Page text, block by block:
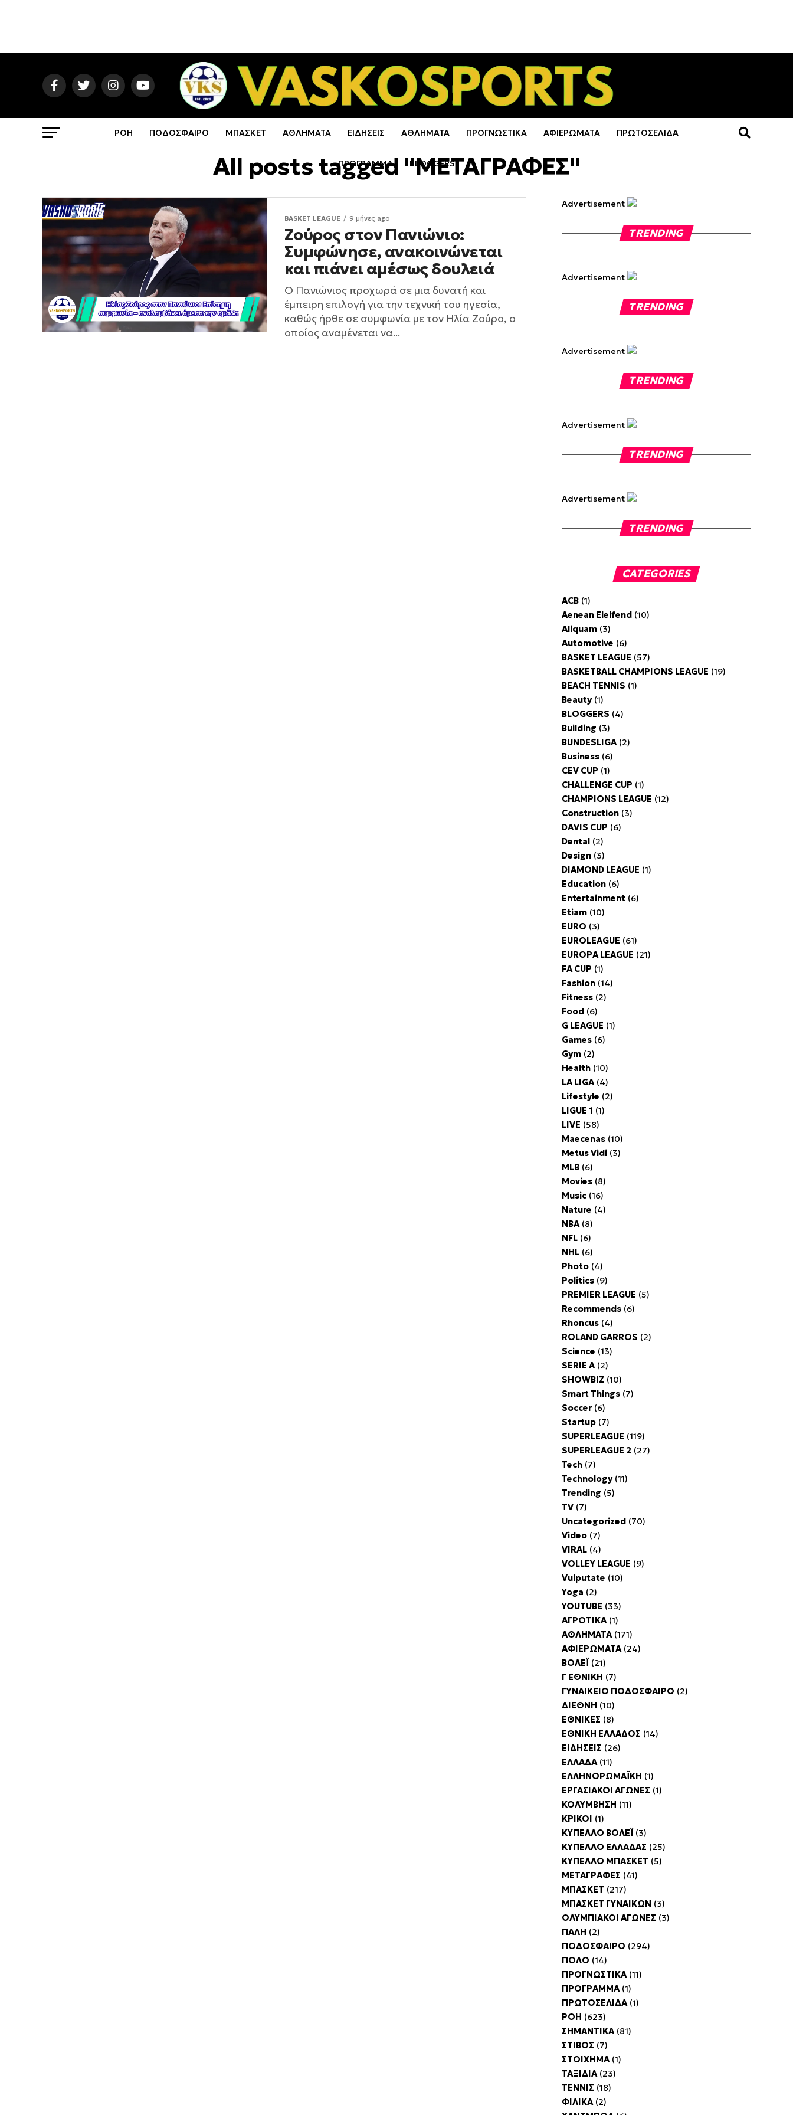
ΡΟΗ ΠΟΔΟΣΦΑΙΡΟ ΜΠΑΣΚΕΤ ΑΘΛΗΜΑΤΑ ΕΙΔΗΣΕΙΣ ΑΘΛΗΜΑΤΑ ΠΡΟΓΝΩΣΤΙΚΑ ΑΦΙΕΡΩΜΑΤΑ ΠΡΩΤΟΣΕΛΙΔΑ
ΠΡΟΓΡΑΜΜΑ BLOGGERS
All posts tagged "ΜΕΤΑΓΡΑΦΕΣ"
BASKET LEAGUE 9 μήνες ago
Ζούρος στον Πανιώνιο:
Συμφώνησε, ανακοινώνεται
και πιάνει αμέσως δουλειά
Ο Πανιώνιος προχωρά σε μια δυνατή και
έμπειρη επιλογή για την τεχνική του ηγεσία,
καθώς ήρθε σε συμφωνία με τον Ηλία Ζούρο, ο
οποίος αναμένεται να...
Advertisement
TRENDING
Advertisement
TRENDING
Advertisement
TRENDING
Advertisement
TRENDING
Advertisement
TRENDING
CATEGORIES
ACB (1)
Aenean Eleifend (10)
Aliquam (3)
Automotive (6)
BASKET LEAGUE (57)
BASKETBALL CHAMPIONS LEAGUE (19)
BEACH TENNIS (1)
Beauty(1)
BLOGGERS (4)
Building (3)
BUNDESLIGA(2)
Business (6)
CEV CUP (1)
CHALLENGE CUP (1)
CHAMPIONS LEAGUE (12)
Construction (3)
DAVIS CUP (6)
Dental (2)
Design (3)
DIAMOND LEAGUE (1)
Education (6)
Entertainment (6)
Etiam (10)
EURO (3)
EUROLEAGUE (61)
EUROPA LEAGUE (21)
FA CUP (1)
Fashion (14)
Fitness (2)
Food (6)
G LEAGUE (1)
Games (6)
Gym (2)
Health (10)
LA LIGA(4)
Lifestyle (2)
LIGUE 1 (1)
LIVE (58)
Maecenas (10)
Metus Vidi (3)
MLB (6)
Movies (8)
Music (16)
Nature (4)
NBA(8)
NFL (6)
NHL (6)
Photo (4)
Politics (9)
PREMIER LEAGUE (5)
Recommends (6)
Rhoncus (4)
ROLAND GARROS (2)
Science (13)
SERIE A(2)
SHOWBIZ (10)
Smart Things (7)
Soccer(6)
Startup (7)
SUPERLEAGUE (119)
SUPERLEAGUE 2 (27)
Tech (7)
Technology(11)
Trending (5)
TV (7)
Uncategorized (70)
Video (7)
VIRAL (4)
VOLLEY LEAGUE (9)
Vulputate (10)
Yoga (2)
YOUTUBE (33)
ΑΓΡΟΤΙΚΑ(1)
ΑΘΛΗΜΑΤΑ(171)
ΑΦΙΕΡΩΜΑΤΑ(24)
ΒΟΛΕΪ (21)
Γ ΕΘΝΙΚΗ (7)
ΓΥΝΑΙΚΕΙΟ ΠΟΔΟΣΦΑΙΡΟ (2)
ΔΙΕΘΝΗ (10)
ΕΘΝΙΚΕΣ (8)
ΕΘΝΙΚΗ ΕΛΛΑΔΟΣ (14)
ΕΙΔΗΣΕΙΣ (26)
ΕΛΛΑΔΑ(11)
ΕΛΛΗΝΟΡΩΜΑΪΚΗ (1)
ΕΡΓΑΣΙΑΚΟΙ ΑΓΩΝΕΣ (1)
ΚΟΛΥΜΒΗΣΗ (11)
ΚΡΙΚΟΙ (1)
ΚΥΠΕΛΛΟ ΒΟΛΕΪ (3)
ΚΥΠΕΛΛΟ ΕΛΛΑΔΑΣ (25)
ΚΥΠΕΛΛΟ ΜΠΑΣΚΕΤ (5)
ΜΕΤΑΓΡΑΦΕΣ (41)
ΜΠΑΣΚΕΤ (217)
ΜΠΑΣΚΕΤ ΓΥΝΑΙΚΩΝ (3)
ΟΛΥΜΠΙΑΚΟΙ ΑΓΩΝΕΣ (3)
ΠΑΛΗ (2)
ΠΟΔΟΣΦΑΙΡΟ (294)
ΠΟΛΟ (14)
ΠΡΟΓΝΩΣΤΙΚΑ(11)
ΠΡΟΓΡΑΜΜΑ(1)
ΠΡΩΤΟΣΕΛΙΔΑ(1)
ΡΟΗ (623)
ΣΗΜΑΝΤΙΚΑ(81)
ΣΤΙΒΟΣ (7)
ΣΤΟΙΧΗΜΑ(1)
ΤΑΞΙΔΙΑ(23)
ΤΕΝΝΙΣ (18)
ΦΙΛΙΚΑ(2)